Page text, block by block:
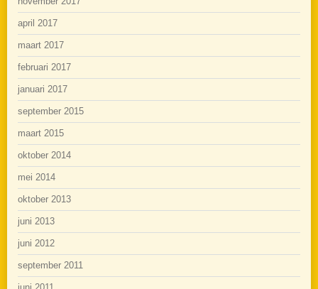
april 2017
maart 2017
februari 2017
januari 2017
september 2015
maart 2015
oktober 2014
mei 2014
oktober 2013
juni 2013
juni 2012
september 2011